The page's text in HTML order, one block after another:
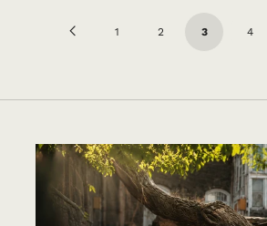
Previous1 2 3 4